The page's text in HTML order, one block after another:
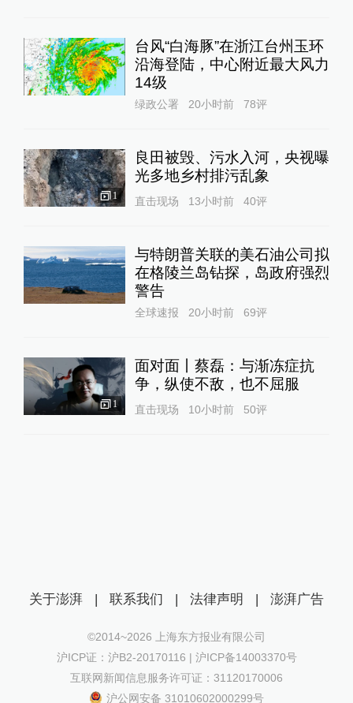
台风“白海豚”在浙江台州玉环
沿海登陆，中心附近最大风力
14级
绿政公署 20小时前 78评
1
良田被毁、污水入河，央视曝
光多地乡村排污乱象
直击现场 13小时前 40评
与特朗普关联的美石油公司拟
在格陵兰岛钻探，岛政府强烈
警告
全球速报 20小时前 69评
1
面对面丨蔡磊：与渐冻症抗
争，纵使不敌，也不屈服
直击现场 10小时前 50评
关于澎湃 | 联系我们 | 法律声明 | 澎湃广告
©2014~2026 上海东方报业有限公司
沪ICP证：沪B2-20170116 | 沪ICP备14003370号
互联网新闻信息服务许可证：31120170006
沪公网安备 31010602000299号